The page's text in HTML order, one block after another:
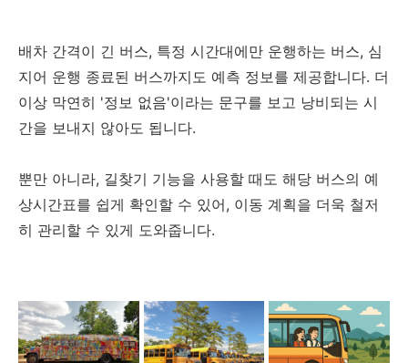
배차 간격이 긴 버스, 특정 시간대에만 운행하는 버스, 심
지어 운행 종료된 버스까지도 예측 정보를 제공합니다. 더
이상 막연히 '정보 없음'이라는 문구를 보고 낭비되는 시
간을 보내지 않아도 됩니다.
뿐만 아니라, 길찾기 기능을 사용할 때도 해당 버스의 예
상시간표를 쉽게 확인할 수 있어, 이동 계획을 더욱 철저
히 관리할 수 있게 도와줍니다.